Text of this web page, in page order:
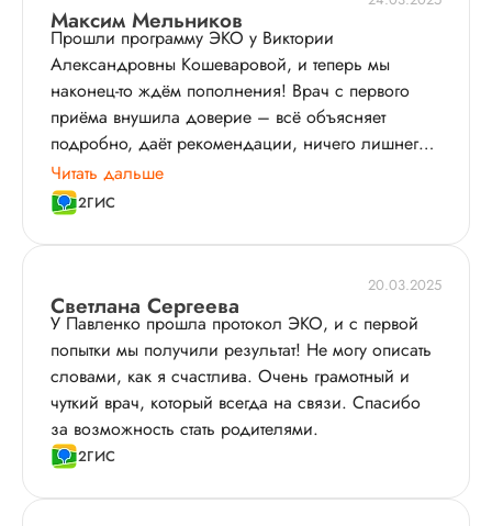
Максим Мельников
Прошли программу ЭКО у Виктории
Александровны Кошеваровой, и теперь мы
наконец-то ждём пополнения! Врач с первого
приёма внушила доверие – всё объясняет
подробно, даёт рекомендации, ничего лишнего.
Атмосфера в клинике располагает, персонал
внимательный, оборудование современное. Мы
очень рады, что выбрали именно эту клинику и
этого врача.
Читать дальше
2ГИС
20.03.2025
Светлана Сергеева
У Павленко прошла протокол ЭКО, и с первой
попытки мы получили результат! Не могу описать
словами, как я счастлива. Очень грамотный и
чуткий врач, который всегда на связи. Спасибо
за возможность стать родителями.
2ГИС